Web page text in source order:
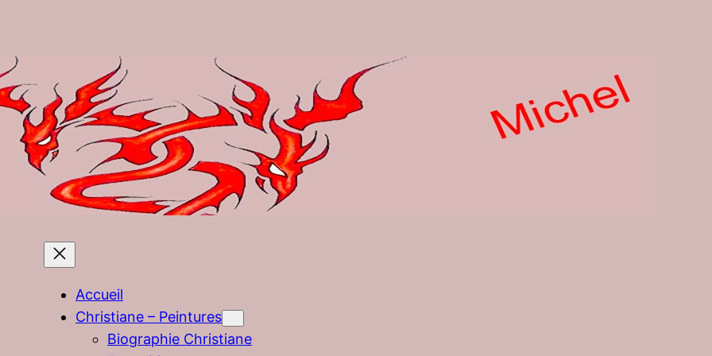
Accueil
Christiane – Peintures
Biographie Christiane